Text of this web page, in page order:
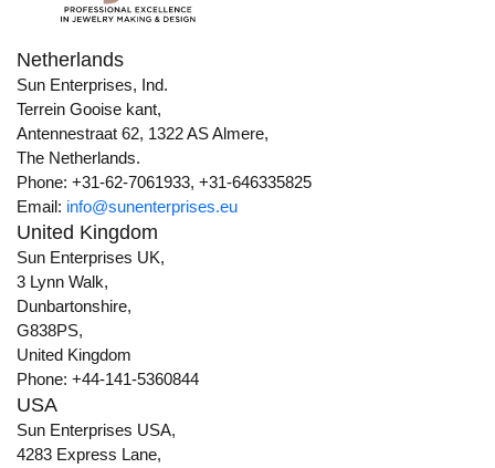
Netherlands
Sun Enterprises, Ind.
Terrein Gooise kant,
Antennestraat 62, 1322 AS Almere,
The Netherlands.
Phone: +31-62-7061933, +31-646335825
Email: info@sunenterprises.eu
United Kingdom
Sun Enterprises UK,
3 Lynn Walk,
Dunbartonshire,
G838PS,
United Kingdom
Phone: +44-141-5360844
USA
Sun Enterprises USA,
4283 Express Lane,